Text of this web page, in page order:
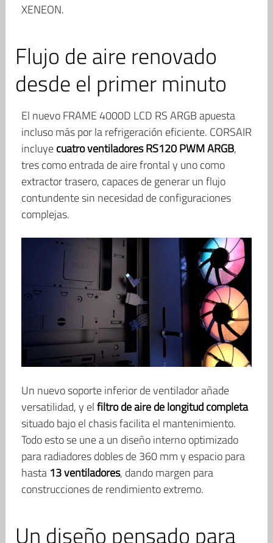
XENEON.
Flujo de aire renovado
desde el primer minuto
El nuevo FRAME 4000D LCD RS ARGB apuesta
incluso más por la refrigeración eficiente. CORSAIR
incluyecuatro ventiladores RS120 PWM ARGB,
tres como entrada de aire frontal y uno como
extractor trasero, capaces de generar un flujo
contundente sin necesidad de configuraciones
complejas.
Un nuevo soporte inferior de ventilador añade
versatilidad, y elfiltro de aire de longitud completa
situado bajo el chasis facilita el mantenimiento.
Todo esto se une a un diseño interno optimizado
para radiadores dobles de 360 mm y espacio para
hasta 13 ventiladores, dando margen para
construcciones de rendimiento extremo.
Un diseño pensado para